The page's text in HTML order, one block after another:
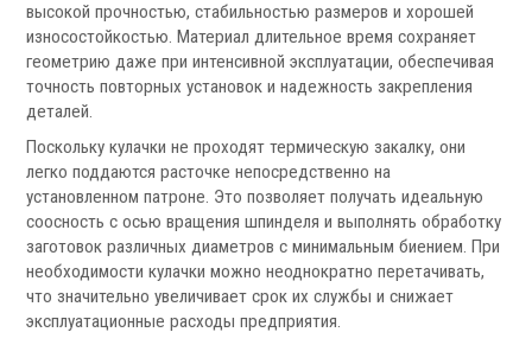
Скиммеры СОЖ
Сепараторы СОЖ
Тефлоновые ленты СОЖ
высокой прочностью, стабильностью размеров и хорошей
износостойкостью. Материал длительное время сохраняет
геометрию даже при интенсивной эксплуатации, обеспечивая
точность повторных установок и надежность закрепления
деталей.
Поскольку кулачки не проходят термическую закалку, они
легко поддаются расточке непосредственно на
установленном патроне. Это позволяет получать идеальную
соосность с осью вращения шпинделя и выполнять обработку
заготовок различных диаметров с минимальным биением. При
необходимости кулачки можно неоднократно перетачивать,
что значительно увеличивает срок их службы и снижает
эксплуатационные расходы предприятия.